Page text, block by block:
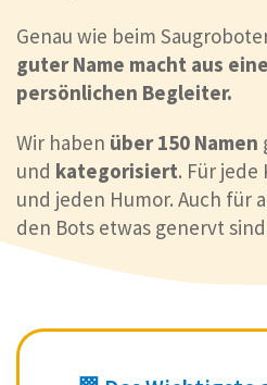
Genau wie beim
guter Name macht aus
persönlichen Begleiter.
Wir haben über 150 Namen
und kategorisiert. Für jede
und jeden Humor. Auch für
den Bots etwas genervt